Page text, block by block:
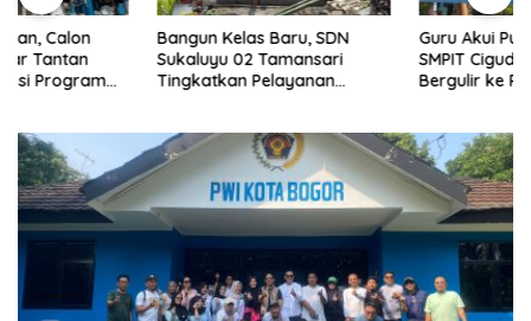
Bangun Kelas Baru, SDN
Sukaluyu 02 Tamansari
Tingkatkan Pelayanan
Guru Akui Pukul Lima Siswa di
SMPIT Cigudeg, Kasus
Bergulir ke Ranah Hukum